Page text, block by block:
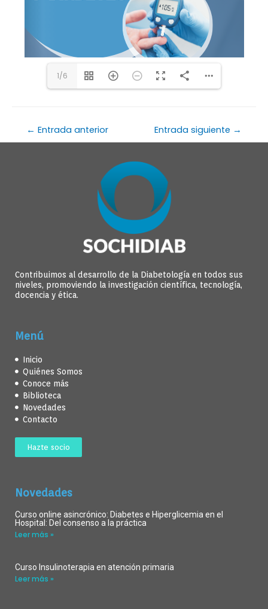
1/6
← Entrada anterior Entrada siguiente →
Contribuimos al desarrollo de la Diabetología en todos sus
niveles, promoviendo la investigación científica, tecnología,
docencia y ética.
Menú
Inicio
Quiénes Somos
Conoce más
Biblioteca
Novedades
Contacto
Hazte socio
Novedades
Curso online asincrónico: Diabetes e Hiperglicemia en el
Hospital: Del consenso a la práctica
Leer más »
Curso Insulinoterapia en atención primaria
Leer más »